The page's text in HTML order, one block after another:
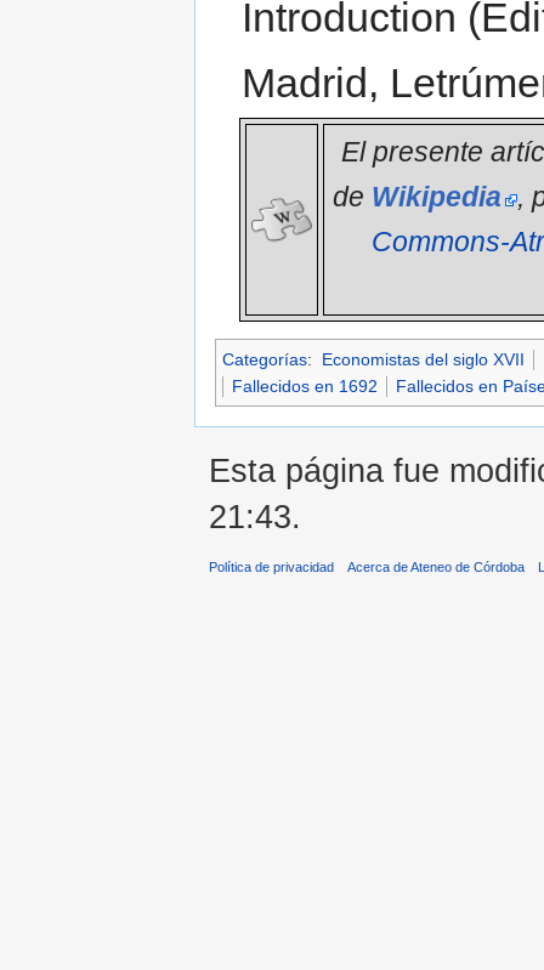
Introduction
Madrid,
El presente
de Wikipedia ,
Commons-
Categorías: Economistas del siglo XVII
Fallecidos en 1692
Fallecidos en
Esta página fue
21:43.
Política de privacidad Acerca de Ateneo de Córdoba